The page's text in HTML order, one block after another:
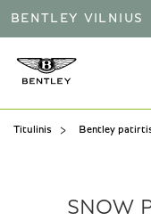
BENTLEY VILNIUS
Titulinis Bentley
SNOW